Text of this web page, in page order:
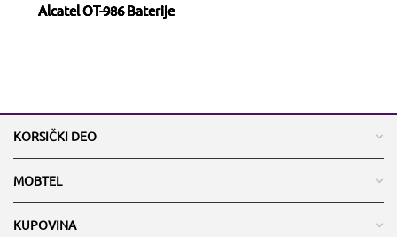
Alcatel OT-986 Baterije
KORSIČKI DEO
MOBTEL
KUPOVINA